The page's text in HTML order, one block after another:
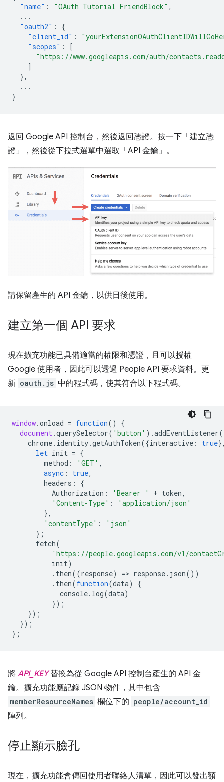
"name" : "OAuth Tutorial FriendBlock" ,
...
"oauth2" :
{
"client_id" :
"scopes" :
[
"https://www.googleapis.com/auth/
]
},
...
}
返回 Google API 控制台，然後返回憑證。按一下「建立憑
證」，然後從下拉式選單中選取「API 金鑰」。
請保留產生的 API 金鑰，以供日後使用。
建立第一個 API 要求
現在擴充功能已具備適當的權限和憑證，且可以授權
Google 使用者，因此可以透過 People API 要求資料。更
新 oauth.js 中的程式碼，使其符合以下程式碼。
window.onload = function()
{
document.querySelector( 'button' ).addEventListener(
chrome. identity.getAuthToken({interactive : true
let init = {
method : 'GET' ,
async : true,
headers :
{
Authorization : 'Bearer ' + token,
'Content-Type' :
'application/json'
},
'contentType' :
'json'
};
fetch(
'https://people.googleapis.com/v1/
init)
. then((response) => response. json())
. then(function(data)
{
console. log(data)
});
});
});
};
將 API_KEY替換為從 Google API 控制台產生的 API 金
鑰。擴充功能應記錄 JSON 物件，其中包含
memberResourceNames 欄位下的 people/account_id
陣列。
停止顯示臉孔
現在，擴充功能會傳回使用者聯絡人清單，因此可以發出額